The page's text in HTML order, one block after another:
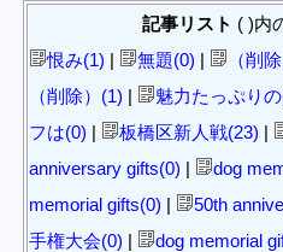
記事リスト ( )内
恨み(1) | 無題(0) | （削
（削除）(1) | 魅力たっぷり
フは(0) | 板橋区新人戦(23) |
anniversary gifts(0) | dog
memorial gifts(0) | 50th
手権大会(0) | dog memorial